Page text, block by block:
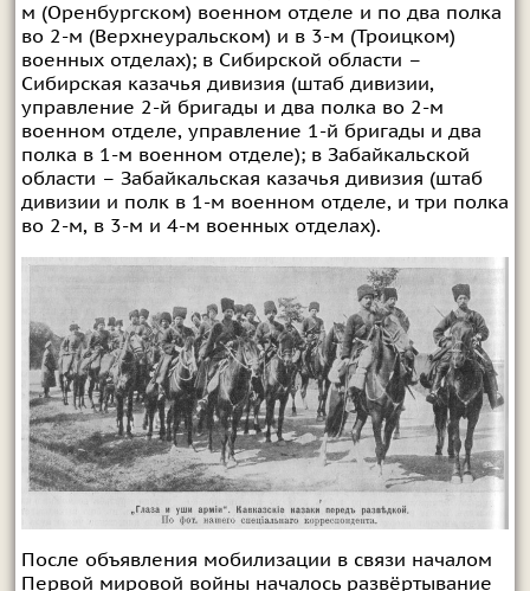
м (Оренбургском) военном отделе и по два полка
во 2-м (Верхнеуральском) и в 3-м (Троицком)
военных отделах); в Сибирской области –
Сибирская казачья дивизия (штаб дивизии,
управление 2-й бригады и два полка во 2-м
военном отделе, управление 1-й бригады и два
полка в 1-м военном отделе); в Забайкальской
области – Забайкальская казачья дивизия (штаб
дивизии и полк в 1-м военном отделе, и три полка
во 2-м, в 3-м и 4-м военных отделах).
После объявления мобилизации в связи началом
Первой мировой войны началось развёртывание